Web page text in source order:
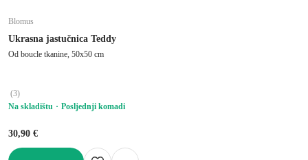
Blomus
Ukrasna jastučnica Teddy
Od boucle tkanine, 50x50 cm
(3)
Na skladištu
Posljednji komadi
30,90 €